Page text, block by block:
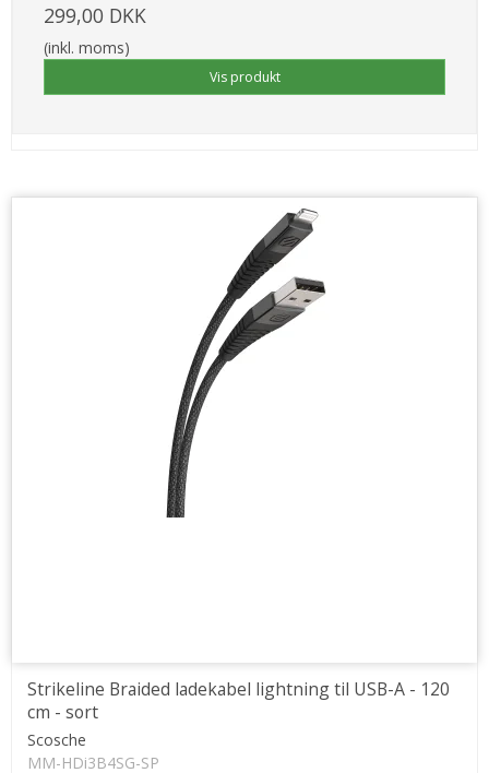
299,00 DKK
(inkl. moms)
Vis produkt
Strikeline Braided ladekabel lightning til USB-A - 120
cm - sort
Scosche
MM-HDi3B4SG-SP